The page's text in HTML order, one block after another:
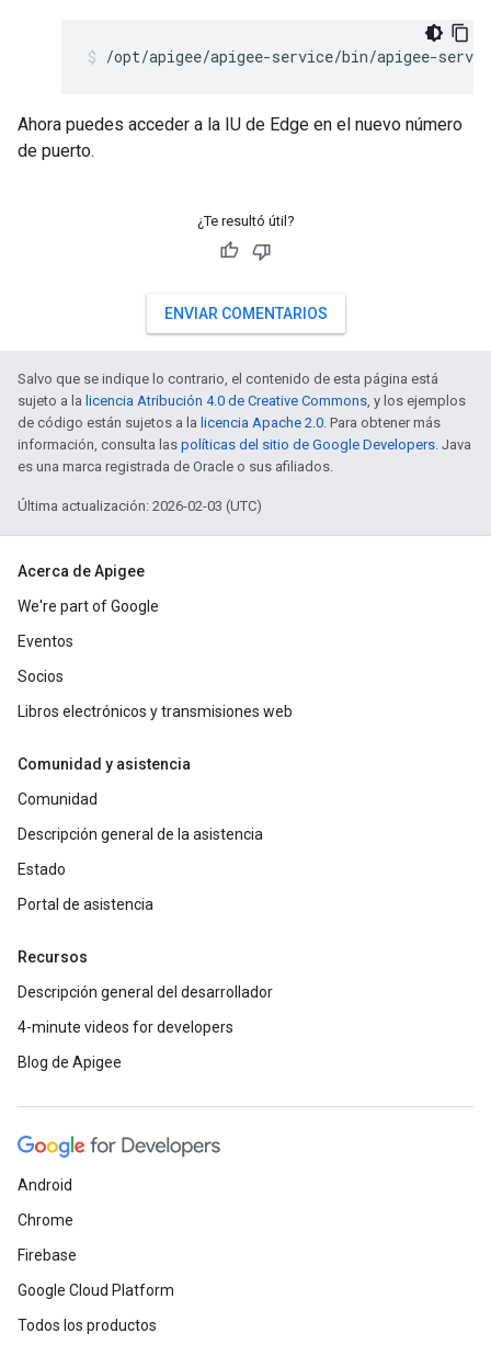
/opt/apigee/apigee-service/bin/apigee-
Ahora puedes acceder a la IU de Edge en el nuevo número
de puerto.
¿Te resultó útil?
ENVIAR COMENTARIOS
Salvo que se indique lo contrario, el contenido de esta página está
sujeto a la licencia Atribución 4.0 de Creative Commons, y los ejemplos
de código están sujetos a la licencia Apache 2.0. Para obtener más
información, consulta las políticas del sitio de Google Developers. Java
es una marca registrada de Oracle o sus afiliados.
Última actualización: 2026-02-03 (UTC)
Acerca de Apigee
We're part of Google
Eventos
Socios
Libros electrónicos y transmisiones web
Comunidad y asistencia
Comunidad
Descripción general de la asistencia
Estado
Portal de asistencia
Recursos
Descripción general del desarrollador
4-minute videos for developers
Blog de Apigee
Android
Chrome
Firebase
Google Cloud Platform
Todos los productos